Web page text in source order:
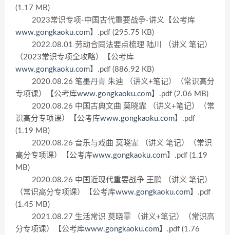
(1.17 MB)
2023常识专项-中国古代重要战争-讲义【公考库
www.gongkaoku.com】.pdf (295.75 KB)
2022.08.01 劳动合同法要点梳理 陆川 （讲义 笔记）
（2023常识专项全攻略）【公考库
www.gongkaoku.com】.pdf (886.92 KB)
2020.08.26 笔墨丹青 朱迪 （讲义+笔记）（常识高分
专项课）【公考库www.gongkaoku.com】.pdf (2.06 MB)
2020.08.26 中国古典文曲 莫晓霏 （讲义+笔记）（常
识高分专项课）【公考库www.gongkaoku.com】.pdf
(1.19 MB)
2020.08.26 音乐与戏曲 莫晓霏 （讲义 笔记）（常识
高分专项课）【公考库www.gongkaoku.com】.pdf (1.19
MB)
2020.08.26 中国近现代重要战争 王鹏 （讲义 笔记）
（常识高分专项课）【公考库www.gongkaoku.com】.pdf
(1.45 MB)
2021.08.27 生活常识 莫晓霏 （讲义+笔记）（常识高
分专项课）【公考库www.gongkaoku.com】.pdf (1.76